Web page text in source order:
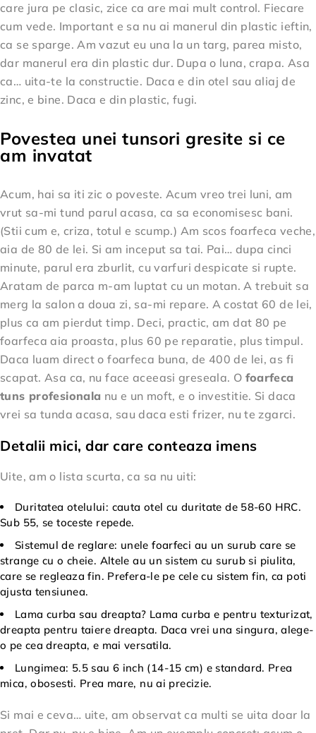
care jura pe clasic, zice ca are mai mult control. Fiecare
cum vede. Important e sa nu ai manerul din plastic ieftin,
ca se sparge. Am vazut eu una la un targ, parea misto,
dar manerul era din plastic dur. Dupa o luna, crapa. Asa
ca… uita-te la constructie. Daca e din otel sau aliaj de
zinc, e bine. Daca e din plastic, fugi.
Povestea unei tunsori gresite si ce
am invatat
Acum, hai sa iti zic o poveste. Acum vreo trei luni, am
vrut sa-mi tund parul acasa, ca sa economisesc bani.
(Stii cum e, criza, totul e scump.) Am scos foarfeca veche,
aia de 80 de lei. Si am inceput sa tai. Pai… dupa cinci
minute, parul era zburlit, cu varfuri despicate si rupte.
Aratam de parca m-am luptat cu un motan. A trebuit sa
merg la salon a doua zi, sa-mi repare. A costat 60 de lei,
plus ca am pierdut timp. Deci, practic, am dat 80 pe
foarfeca aia proasta, plus 60 pe reparatie, plus timpul.
Daca luam direct o foarfeca buna, de 400 de lei, as fi
scapat. Asa ca, nu face aceeasi greseala. O foarfeca
tuns profesionala nu e un moft, e o investitie. Si daca
vrei sa tunda acasa, sau daca esti frizer, nu te zgarci.
Detalii mici, dar care conteaza imens
Uite, am o lista scurta, ca sa nu uiti:
Duritatea otelului: cauta otel cu duritate de 58-60 HRC.
Sub 55, se toceste repede.
Sistemul de reglare: unele foarfeci au un surub care se
strange cu o cheie. Altele au un sistem cu surub si piulita,
care se regleaza fin. Prefera-le pe cele cu sistem fin, ca poti
ajusta tensiunea.
Lama curba sau dreapta? Lama curba e pentru texturizat,
dreapta pentru taiere dreapta. Daca vrei una singura, alege-
o pe cea dreapta, e mai versatila.
Lungimea: 5.5 sau 6 inch (14-15 cm) e standard. Prea
mica, obosesti. Prea mare, nu ai precizie.
Si mai e ceva… uite, am observat ca multi se uita doar la